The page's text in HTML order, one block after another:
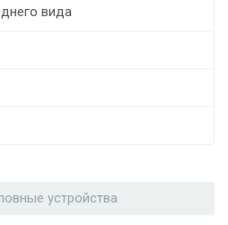
вида
устройства